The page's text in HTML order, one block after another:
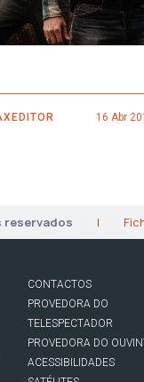
16 Abr
reservados |
CONTACTOS
PROVEDORA DO
TELESPECTADOR
PROVEDORA DO
ACESSIBILIDADES